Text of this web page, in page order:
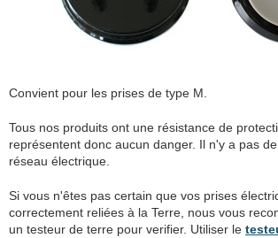
Convient pour les prises de type M.
Tous nos produits ont une résistance de
représentent donc aucun danger. Il n'y a pas
réseau électrique.
Si vous n'êtes pas certain que vos prises
correctement reliées à la Terre, nous vous
un testeur de terre pour verifier. Utiliser le